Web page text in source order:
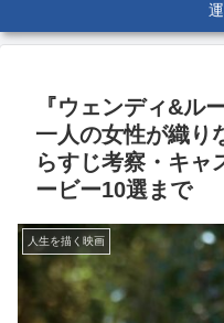
『ウェンディ&ル
一人の女性が織り
らすじ考察・キャ
ービー10選まで
人生を描く映画